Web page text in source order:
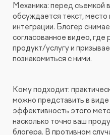
Механика: перед съемкой
обсуждается текст, место
интеграции. Блогер
согласованное видео,
продукт/услугу и
познакомиться с ними.
Кому подходит:
можно представить в
эффективность этого
насколько точно ваш
блогера. В противном